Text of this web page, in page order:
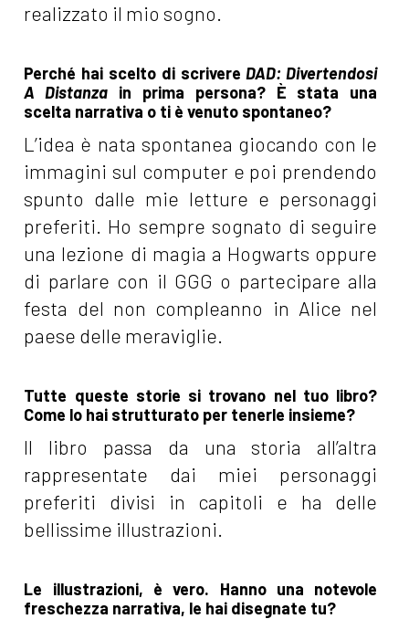
realizzato il mio sogno.
Perché hai scelto di scrivereDAD: Divertendosi
A Distanza in prima persona? È stata una
scelta narrativa o ti è venuto spontaneo?
L’idea è nata spontanea giocando con le
immagini sul computer e poi prendendo
spunto dalle mie letture e personaggi
preferiti. Ho sempre sognato di seguire
una lezione di magia a Hogwarts oppure
di parlare con il GGG o partecipare alla
festa del non compleanno in Alice nel
paese delle meraviglie.
Tutte queste storie si trovano nel tuo libro?
Come lo hai strutturato per tenerle insieme?
Il libro passa da una storia all’altra
rappresentate dai miei personaggi
preferiti divisi in capitoli e ha delle
bellissime illustrazioni.
Le illustrazioni, è vero. Hanno una notevole
freschezza narrativa, le hai disegnate tu?